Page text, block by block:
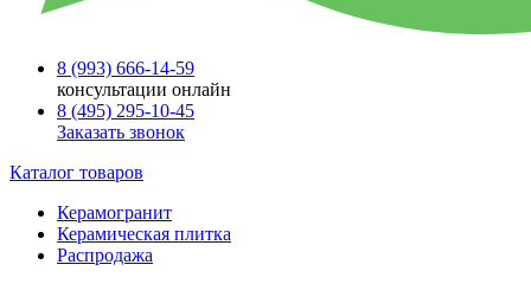
8 (993) 666-14-59
консультации онлайн
8 (495) 295-10-45
Заказать звонок
Каталог товаров
Керамогранит
Керамическая плитка
Распродажа